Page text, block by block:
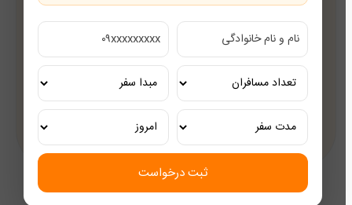
ثبت درخواست
قیمت‌های رقابتی
مشاوره رایگان
کارشناسان مجرب گردشگری
تور ریلی اختصاصی
تجربه‌ای لوکس و به‌یادماندنی